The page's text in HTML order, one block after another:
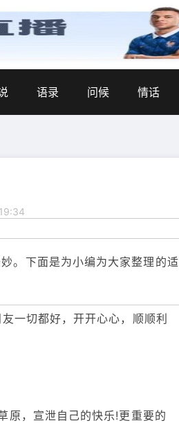
语录 问候 情话
。下面是为小编为大家整理的适
一切都好，开开心心，顺顺利
原，宣泄自己的快乐!更重要的